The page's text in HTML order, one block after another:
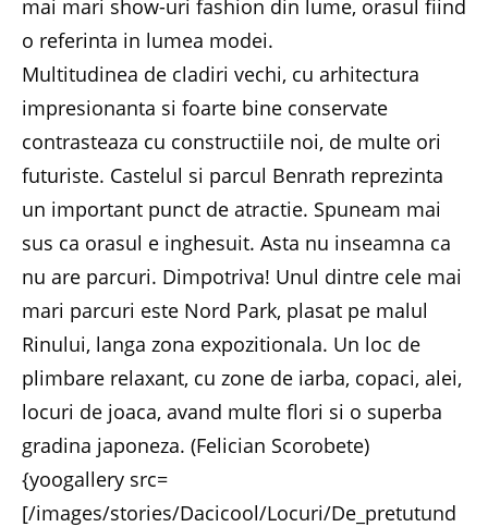
mai mari show-uri fashion din lume, orasul fiind
o referinta in lumea modei.
Multitudinea de cladiri vechi, cu arhitectura
impresionanta si foarte bine conservate
contrasteaza cu constructiile noi, de multe ori
futuriste. Castelul si parcul Benrath reprezinta
un important punct de atractie. Spuneam mai
sus ca orasul e inghesuit. Asta nu inseamna ca
nu are parcuri. Dimpotriva! Unul dintre cele mai
mari parcuri este Nord Park, plasat pe malul
Rinului, langa zona expozitionala. Un loc de
plimbare relaxant, cu zone de iarba, copaci, alei,
locuri de joaca, avand multe flori si o superba
gradina japoneza. (Felician Scorobete)
{yoogallery src=
[/images/stories/Dacicool/Locuri/De_pretutund